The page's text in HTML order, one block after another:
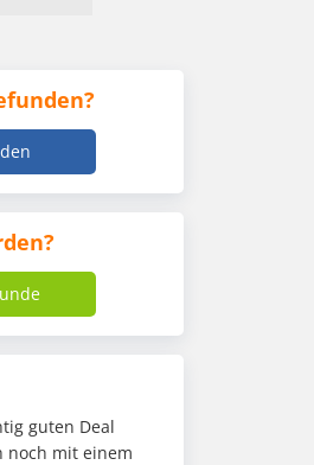
guten Deal
noch mit einem